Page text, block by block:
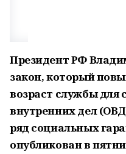
Президент РФ
закон, который
возраст службы для
внутренних дел
ряд социальных
опубликован в